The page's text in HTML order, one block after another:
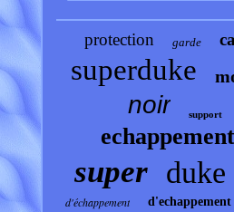
protection garde
superduke
noir support
echappement
super duke
d'échappement d'echappement